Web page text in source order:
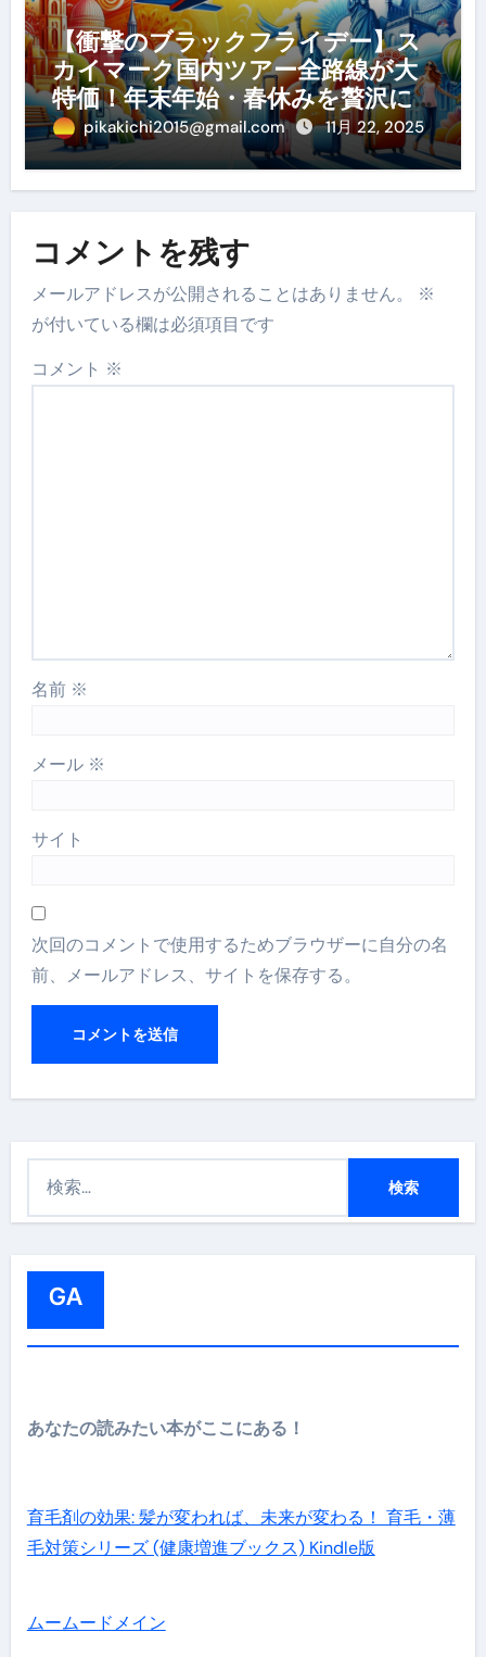
【衝撃のブラックフライデー】ス
カイマーク国内ツアー全路線が大
特価！年末年始・春休みを贅沢に
過ごす賢い予約ガイド
pikakichi2015@gmail.com 11月 22, 2025
コメントを残す
メールアドレスが公開されることはありません。
※
が付いている欄は必須項目です
コメント ※
名前 ※
メール ※
サイト
次回のコメントで使用するためブラウザーに自分の名
前、メールアドレス、サイトを保存する。
GA
あなたの読みたい本がここにある！
育毛剤の効果: 髪が変われば、未来が変わる！ 育毛・薄
毛対策シリーズ (健康増進ブックス) Kindle版
ムームードメイン